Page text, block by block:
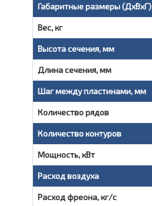
Габаритные размеры (ДxВxГ)
Вес, кг
Высота сечения, мм
Длина сечения, мм
Шаг между пластинами, мм
Количество рядов
Количество контуров
Мощность, кВт
Расход воздуха
Расход фреона, кг/с